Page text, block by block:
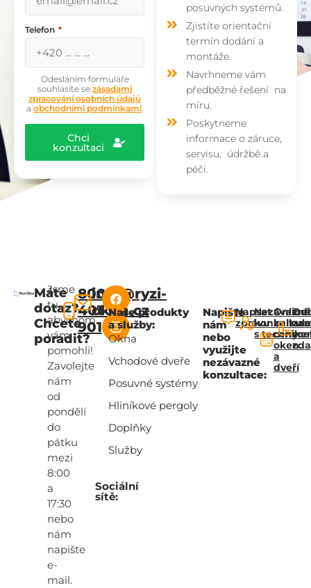
Telefon
Odesláním formuláře
souhlasíte se zásadami
zpracování osobních údajů
a obchodními podmínkami.
Chci
konzultaci
posuvných systémů.
Zjistíte orientační
termín dodání a
montáže.
Navrhneme vám
předběžné řešení na
míru.
Poskytneme
informace o záruce,
servisu, údržbě a
péči.
Máte
dotaz?
Chcete
poradit?
Jsme
tu,
abychom
vám
pomohli!
Zavolejte
nám
od
pondělí
do
pátku
mezi
8:00
a
17:30
nebo
nám
napište
e-
mail.
800
401
901
info@ryzi-
okna.cz
Sociální
sítě:
Naše produkty
a služby:
Okna
Vchodové dveře
Posuvné systémy
Hliníkové pergoly
Doplňky
Služby
Napište
nám
nebo
využijte
nezávazné
konzultace:
Napsat
zprávu
Nezávazná
konzultace
s
Online
ceny
oken
a
dveří